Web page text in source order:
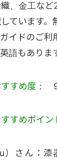
、金工な
ています。
イドのご利
語もありま
すめ度 ：
すめポイン
）さん：漆